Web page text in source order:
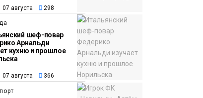
августа 298
шеф-повар
Арнальди
кухню и прошлое
августа 366